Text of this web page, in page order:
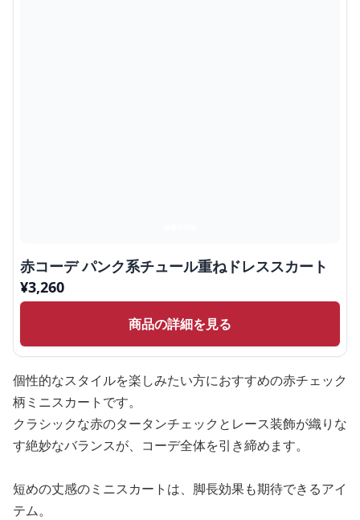
赤コーデ パンク系チュール重ねドレススカート
¥3,260
商品の詳細を見る
個性的なスタイルを楽しみたい方におすすめの赤チェック
柄ミニスカートです。
クラシックな赤のタータンチェックとレース装飾が織りな
す絶妙なバランスが、コーデ全体を引き締めます。
短めの丈感のミニスカートは、脚長効果も期待できるアイ
テム。